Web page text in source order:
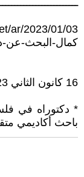
كمال-البحث-عن-
16 كانون الثاني 2023
* دكتوراه في
باحث أكاديمي